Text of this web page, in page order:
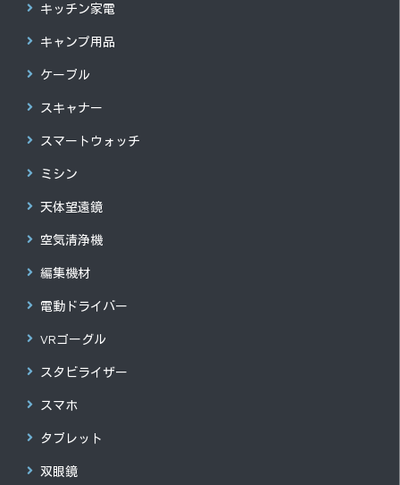
キッチン家電
キャンプ用品
ケーブル
スキャナー
スマートウォッチ
ミシン
天体望遠鏡
空気清浄機
編集機材
電動ドライバー
VRゴーグル
スタビライザー
スマホ
タブレット
双眼鏡